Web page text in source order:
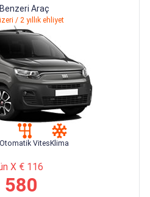
Araç
/ 2 yıllık ehliyet
Otomatik Vites Klima
X € 116
580